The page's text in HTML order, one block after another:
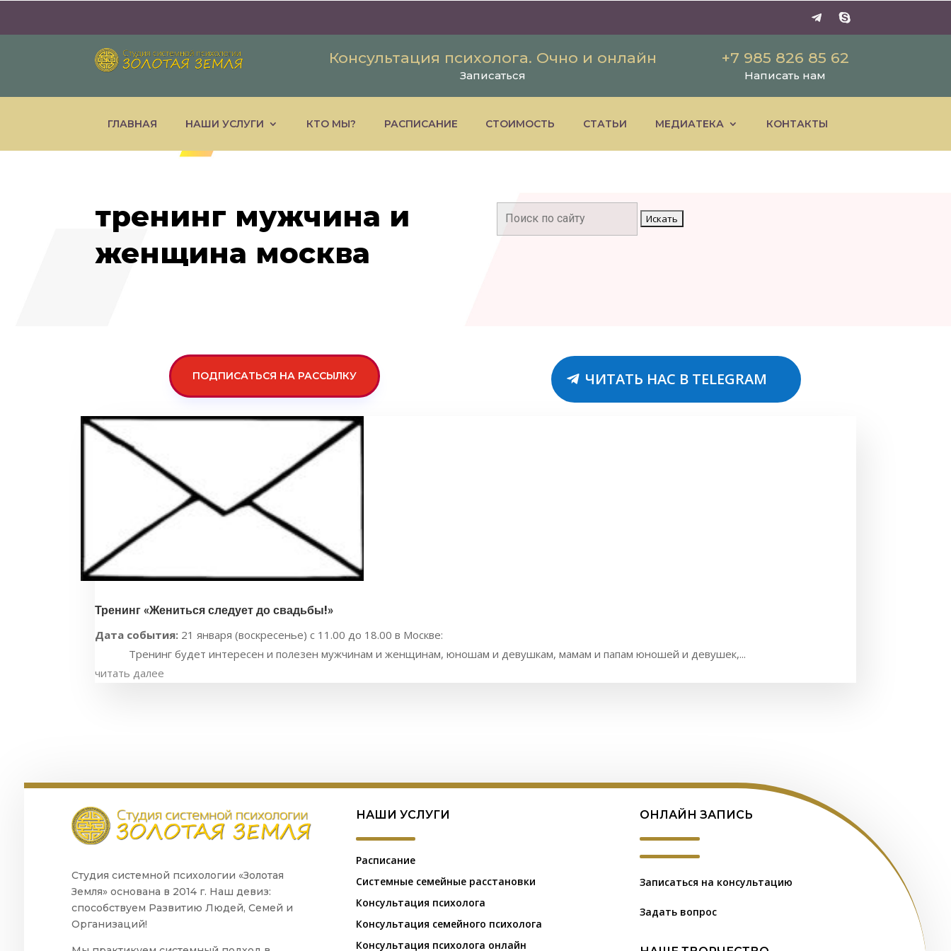
Консультация психолога. Очно и онлайн
Записаться
+7 985 826 85 62
Написать нам
ГЛАВНАЯ НАШИ УСЛУГИ КТО МЫ? РАСПИСАНИЕ СТОИМОСТЬ СТАТЬИ МЕДИАТЕКА КОНТАКТЫ
тренинг мужчина и
женщина москва
ПОДПИСАТЬСЯ НА РАССЫЛКУ ЧИТАТЬ НАС В TELEGRAM
Тренинг «Жениться следует до свадьбы!»
Дата события: 21 января (воскресенье) с 11.00 до 18.00 в Москве:
Тренинг будет интересен и полезен мужчинам и женщинам, юношам и девушкам, мамам и папам юношей и девушек,...
читать далее
Студия системной психологии «Золотая
Земля» основана в 2014 г. Наш девиз:
способствуем Развитию Людей, Семей и
Организаций!
НАШИ УСЛУГИ
Расписание
Системные семейные расстановки
Консультация психолога
Консультация семейного психолога
Консультация психолога онлайн
ОНЛАЙН ЗАПИСЬ
Записаться на консультацию
Задать вопрос